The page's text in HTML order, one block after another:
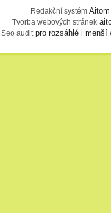
Redakční systém
Tvorba webových stránek
Seo auditpro rozsáhlé i menší